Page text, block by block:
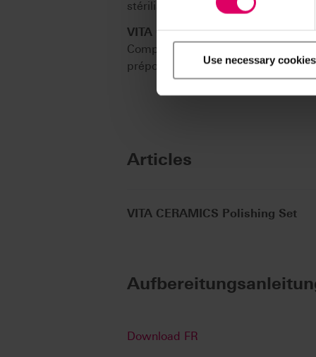
Use necessary
stérilisables.
VITA CERAMICS Polishing Set
Comprend un total de six
prépolissage et trois autres pour
Articles
VITA CERAMICS Polishing Set
Download FR